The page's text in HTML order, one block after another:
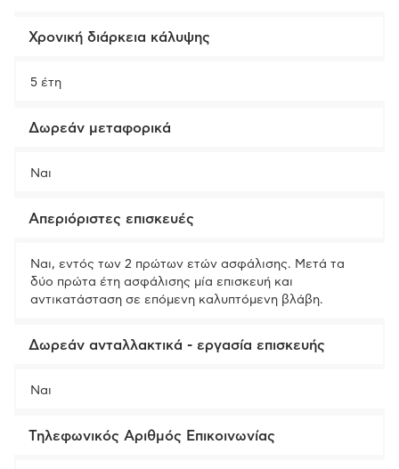
Χρονική διάρκεια κάλυψης
5 έτη
Δωρεάν μεταφορικά
Ναι
Απεριόριστες επισκευές
Ναι, εντός των 2 πρώτων ετών ασφάλισης. Μετά τα
δύο πρώτα έτη ασφάλισης μία επισκευή και
αντικατάσταση σε επόμενη καλυπτόμενη βλάβη.
Δωρεάν ανταλλακτικά - εργασία επισκευής
Ναι
Τηλεφωνικός Αριθμός Επικοινωνίας